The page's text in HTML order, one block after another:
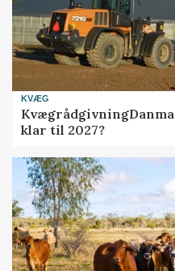
KVÆG
klar til 2027?